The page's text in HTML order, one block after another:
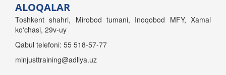
ALOQALAR
Toshkent shahri, Mirobod tumani, Inoqobod MFY, Xamal
ko'chasi, 29v-uy
Qabul telefoni: 55 518-57-77
minjusttraining@adliya.uz